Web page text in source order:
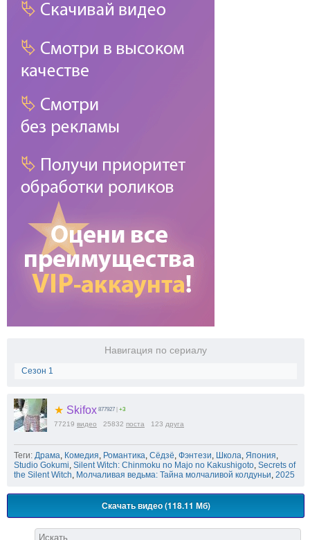
Навигация по сериалу
Сезон 1
★ Skifox 877927 +3
77219 видео 25832 поста 123 друга
Теги: Драма, Комедия, Романтика, Сёдзё, Фэнтези, Школа, Япония,
Studio Gokumi, Silent Witch: Chinmoku no Majo no Kakushigoto, Secrets of
the Silent Witch, Молчаливая ведьма: Тайна молчаливой колдуньи, 2025
Скачать видео (118.11 Мб)